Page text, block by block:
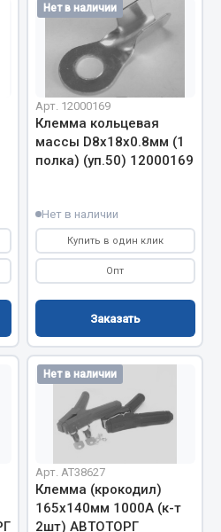
ещё
ещё
Нет в наличии
Арт. 12000169
Клемма кольцевая
массы D8х18х0.8мм (1
полка) (уп.50) 12000169
Нет в наличии
Купить в один клик
Опт
Заказать
Нет в наличии
Арт. AT38627
Клемма (крокодил)
165х140мм 1000А (к-т
2шт) АВТОТОРГ